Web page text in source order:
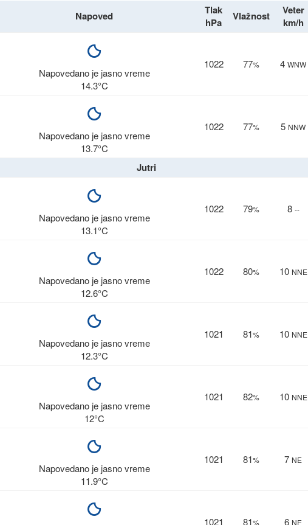
Napoved
Tlak
hPa
Vlažnost
Veter
km/h
Napovedano je jasno vreme
14.3°C
1022 77% 4 WNW
Napovedano je jasno vreme
13.7°C
1022 77% 5 NNW
Jutri
Napovedano je jasno vreme
13.1°C
1022 79% 8 --
Napovedano je jasno vreme
12.6°C
1022 80% 10 NNE
Napovedano je jasno vreme
12.3°C
1021 81% 10 NNE
Napovedano je jasno vreme
12°C
1021 82% 10 NNE
Napovedano je jasno vreme
11.9°C
1021 81% 7 NE
1021 81% 6 NE